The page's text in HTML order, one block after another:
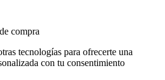
compra
tecnologías para ofrecerte una
con tu consentimiento